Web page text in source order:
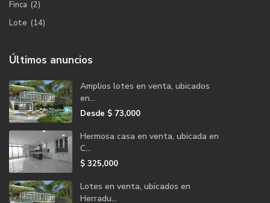
Finca (2)
Lote (14)
Últimos anuncios
Amplios lotes en venta, ubicados
en...
Desde $ 73,000
Hermosa casa en venta, ubicada en
C...
$ 325,000
Lotes en venta, ubicados en
Herradu...